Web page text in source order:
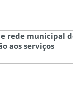
rede municipal
aos serviços